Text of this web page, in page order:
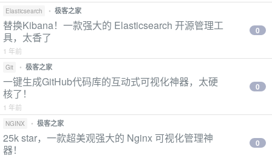
Elasticsearch • 极客之家
替换Kibana！一款强大的 Elasticsearch 开源管理工
具，太香了
1 年前
0
Git • 极客之家
一键生成GitHub代码库的互动式可视化神器，太硬
核了！
1 年前
0
NGINX • 极客之家
25k star，一款超美观强大的 Nginx 可视化管理神
器！
0